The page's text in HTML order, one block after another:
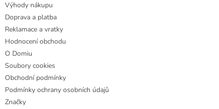
Výhody nákupu
Doprava a platba
Reklamace a vratky
Hodnocení obchodu
O Domiu
Soubory cookies
Obchodní podmínky
Podmínky ochrany osobních údajů
Značky